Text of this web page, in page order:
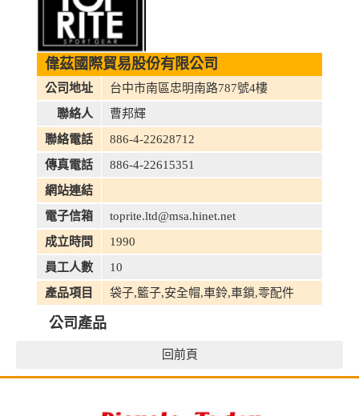
偉茲國際貿易股份有限公司
公司地址
台中市南區忠明南路787號4樓
聯絡人
曹邦輝
聯絡電話
886-4-22628712
傳真電話
886-4-22615351
網站連結
電子信箱
toprite.ltd@msa.hinet.net
成立時間
1990
員工人數
10
產品項目
袋子,籃子,安全帽,車鈴,車鎖,零配件
公司產品
回前頁